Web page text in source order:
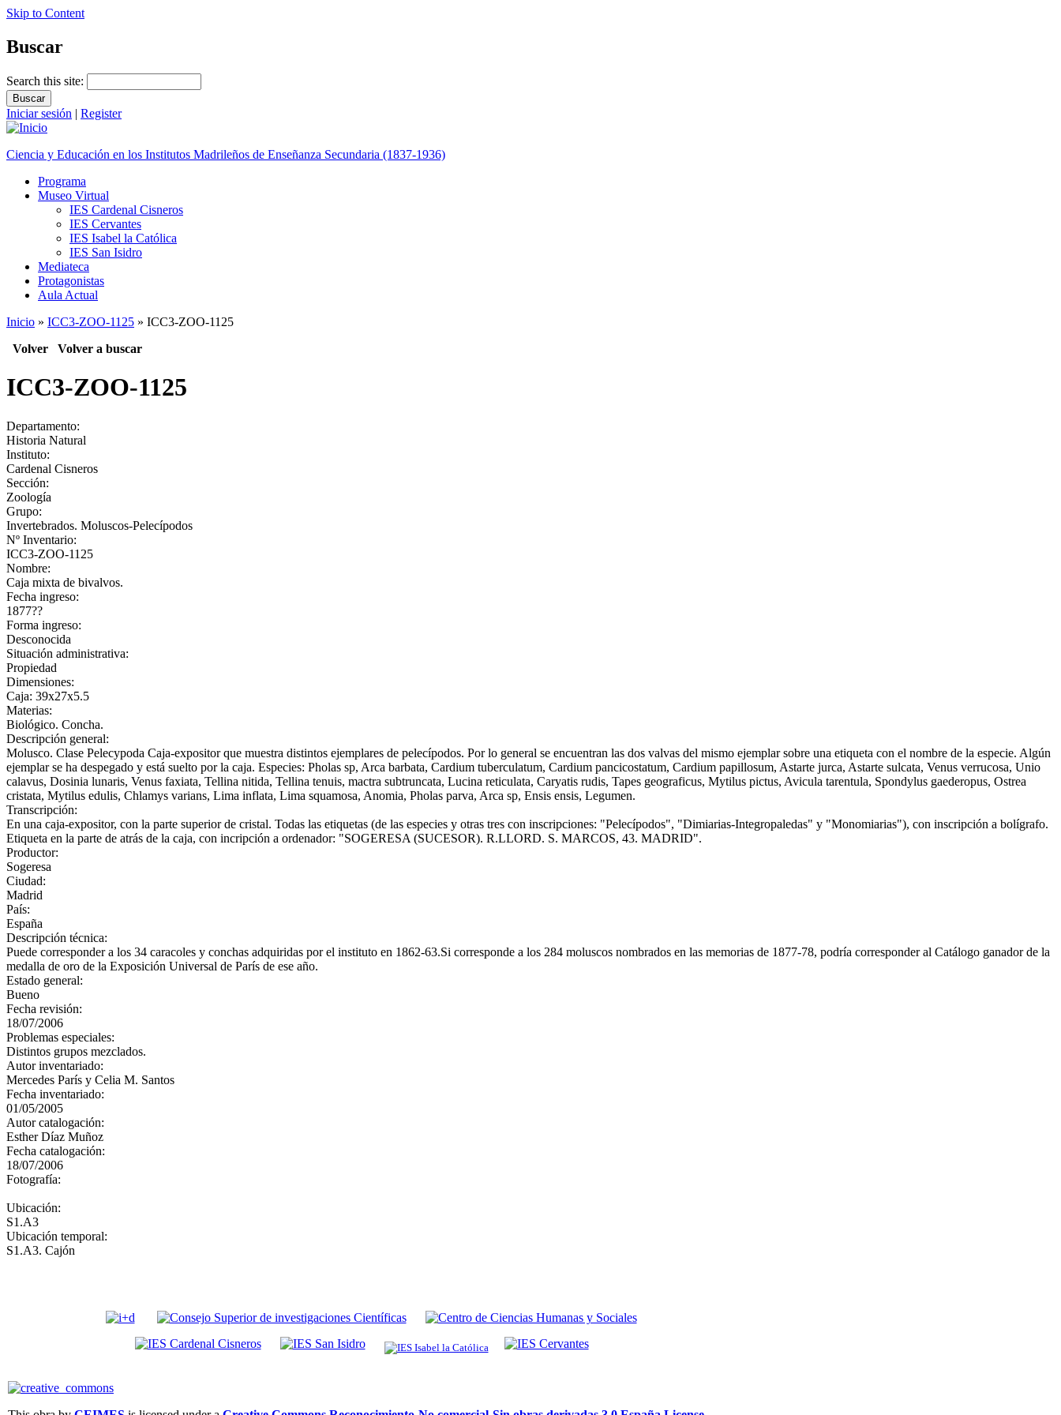
Skip to Content
Buscar
Search this site:
Iniciar sesión | Register
Ciencia y Educación en los Institutos Madrileños de Enseñanza Secundaria (1837-1936)
Programa
Museo Virtual
IES Cardenal Cisneros
IES Cervantes
IES Isabel la Católica
IES San Isidro
Mediateca
Protagonistas
Aula Actual
Inicio » ICC3-ZOO-1125 » ICC3-ZOO-1125
Volver Volver a buscar
ICC3-ZOO-1125
Departamento:
Historia Natural
Instituto:
Cardenal Cisneros
Sección:
Zoología
Grupo:
Invertebrados. Moluscos-Pelecípodos
Nº Inventario:
ICC3-ZOO-1125
Nombre:
Caja mixta de bivalvos.
Fecha ingreso:
1877??
Forma ingreso:
Desconocida
Situación administrativa:
Propiedad
Dimensiones:
Caja: 39x27x5.5
Materias:
Biológico. Concha.
Descripción general:
Molusco. Clase Pelecypoda Caja-expositor que muestra distintos ejemplares de pelecípodos. Por lo general se encuentran las dos valvas del mismo ejemplar sobre una etiqueta con el nombre de la especie. Algún
ejemplar se ha despegado y está suelto por la caja. Especies: Pholas sp, Arca barbata, Cardium tuberculatum, Cardium pancicostatum, Cardium papillosum, Astarte jurca, Astarte sulcata, Venus verrucosa, Unio
calavus, Dosinia lunaris, Venus faxiata, Tellina nitida, Tellina tenuis, mactra subtruncata, Lucina reticulata, Caryatis rudis, Tapes geograficus, Mytilus pictus, Avicula tarentula, Spondylus gaederopus, Ostrea
cristata, Mytilus edulis, Chlamys varians, Lima inflata, Lima squamosa, Anomia, Pholas parva, Arca sp, Ensis ensis, Legumen.
Transcripción:
En una caja-expositor, con la parte superior de cristal. Todas las etiquetas (de las especies y otras tres con inscripciones: "Pelecípodos", "Dimiarias-Integropaledas" y "Monomiarias"), con inscripción a bolígrafo.
Etiqueta en la parte de atrás de la caja, con incripción a ordenador: "SOGERESA (SUCESOR). R.LLORD. S. MARCOS, 43. MADRID".
Productor:
Sogeresa
Ciudad:
Madrid
País:
España
Descripción técnica:
Puede corresponder a los 34 caracoles y conchas adquiridas por el instituto en 1862-63.Si corresponde a los 284 moluscos nombrados en las memorias de 1877-78, podría corresponder al Catálogo ganador de la
medalla de oro de la Exposición Universal de París de ese año.
Estado general:
Bueno
Fecha revisión:
18/07/2006
Problemas especiales:
Distintos grupos mezclados.
Autor inventariado:
Mercedes París y Celia M. Santos
Fecha inventariado:
01/05/2005
Autor catalogación:
Esther Díaz Muñoz
Fecha catalogación:
18/07/2006
Fotografía:
Ubicación:
S1.A3
Ubicación temporal:
S1.A3. Cajón